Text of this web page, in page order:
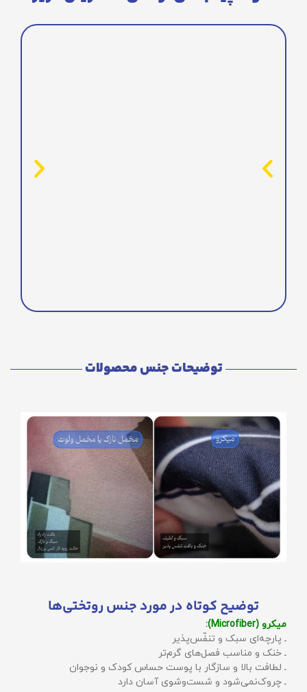
توضیحات جنس محصولات
توضیح کوتاه در مورد جنس روتختی‌ها
میکرو (Microfiber):
ـ پارچه‌ای سبک و تنفّس‌پذیر
ـ خنک و مناسب فصل‌های گرم‌تر
ـ لطافت بالا و سازگار با پوست حساس کودک و نوجوان
ـ چروک‌نمی‌شود و شست‌وشوی آسان دارد